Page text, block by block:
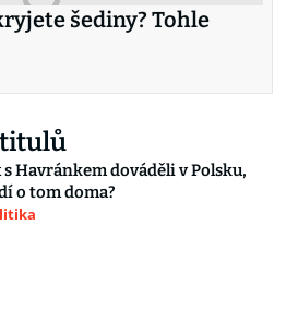
šediny? Tohle
titulů
Havránkem dováděli v Polsku,
o tom doma?